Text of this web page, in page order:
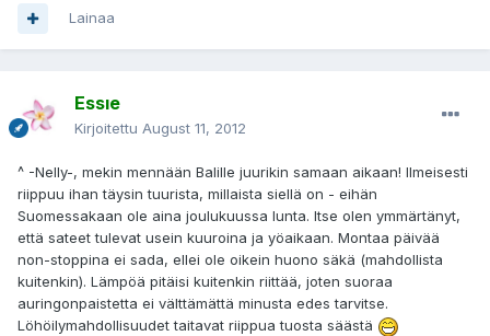
Lainaa
Essıe
Kirjoitettu August 11, 2012
^ -Nelly-, mekin mennään Balille juurikin samaan aikaan! Ilmeisesti
riippuu ihan täysin tuurista, millaista siellä on - eihän
Suomessakaan ole aina joulukuussa lunta. Itse olen ymmärtänyt,
että sateet tulevat usein kuuroina ja yöaikaan. Montaa päivää
non-stoppina ei sada, ellei ole oikein huono säkä (mahdollista
kuitenkin). Lämpöä pitäisi kuitenkin riittää, joten suoraa
auringonpaistetta ei välttämättä minusta edes tarvitse.
Löhöilymahdollisuudet taitavat riippua tuosta säästä